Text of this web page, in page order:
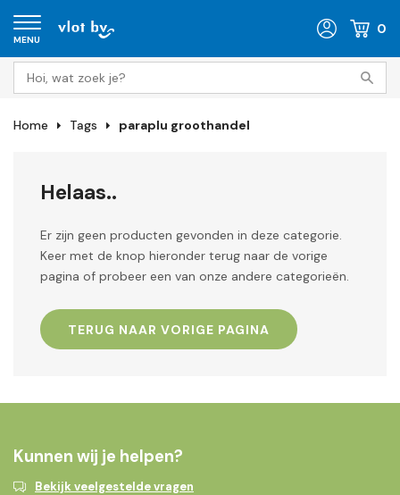
MENU
0
Home Tags paraplu groothandel
Helaas..
Er zijn geen producten gevonden in deze categorie.
Keer met de knop hieronder terug naar de vorige
pagina of probeer een van onze andere categorieën.
TERUG NAAR VORIGE PAGINA
Kunnen wij je helpen?
Bekijk veelgestelde vragen